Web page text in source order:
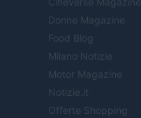
Donne Magazine
Food Blog
Milano Notizie
Motor Magazine
Notizie.it
Offerte Shopping